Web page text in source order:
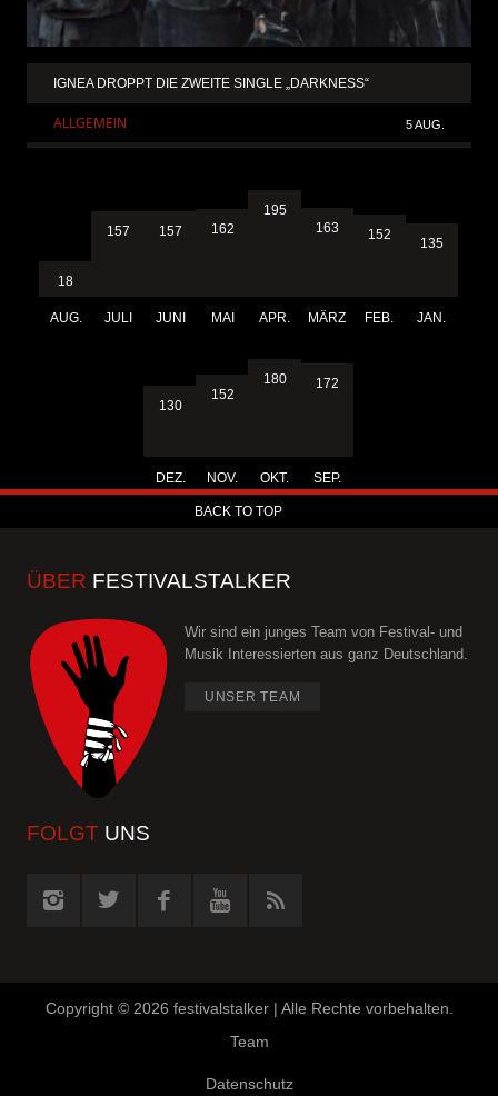
IGNEA DROPPT DIE ZWEITE SINGLE „DARKNESS“
ALLGEMEIN 5 AUG.
18
AUG.
157
JULI
157
JUNI
162
MAI
195
APR.
163
MÄRZ
152
FEB.
135
JAN.
130
DEZ.
152
NOV.
180
OKT.
172
SEP.
BACK TO TOP
ÜBER FESTIVALSTALKER
Wir sind ein junges Team von Festival- und
Musik Interessierten aus ganz Deutschland.
UNSER TEAM
FOLGT UNS
Copyright © 2026 festivalstalker | Alle Rechte vorbehalten.
Team
Datenschutz